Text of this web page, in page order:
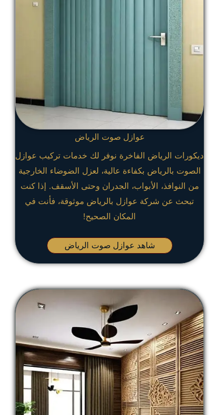
عوازل صوت الرياض
ديكورات الرياض الفاخرة نوفر لك خدمات تركيب عوازل
الصوت بالرياض بكفاءة عالية، لعزل الضوضاء الخارجية
من النوافذ، الأبواب، الجدران وحتى الأسقف. إذا كنت
تبحث عن شركة عوازل بالرياض موثوقة، فأنت في
المكان الصحيح!
شاهد عوازل صوت الرياض